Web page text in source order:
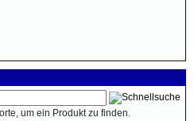
um ein Produkt zu finden.